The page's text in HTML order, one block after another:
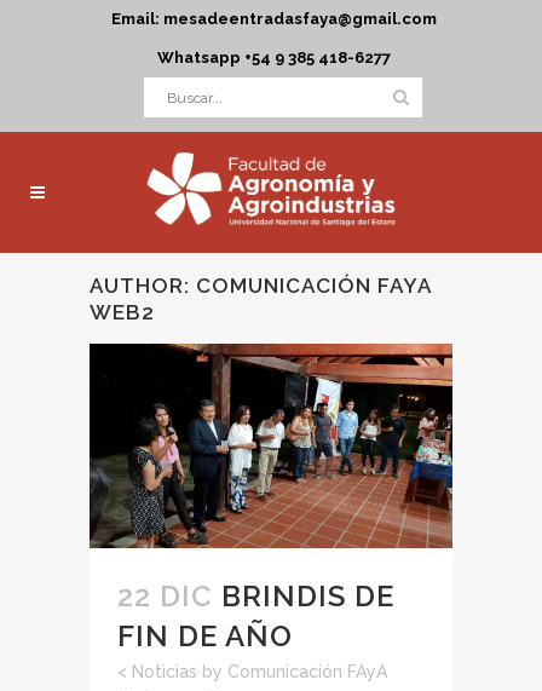
Email: mesadeentradasfaya@gmail.com
Whatsapp +54 9 385 418-6277
AUTHOR: COMUNICACIÓN FAYA
WEB2
22 DIC BRINDIS DE
FIN DE AÑO
< Noticias by Comunicación FAyA